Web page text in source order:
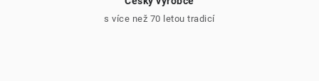
s více než 70 letou tradicí